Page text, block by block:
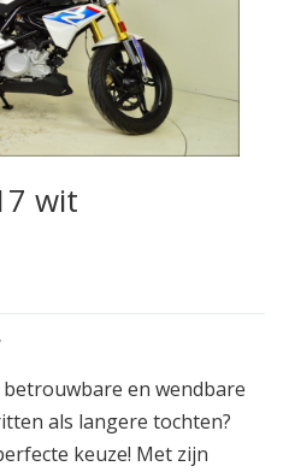
wit
en wendbare
als langere tochten?
keuze! Met zijn